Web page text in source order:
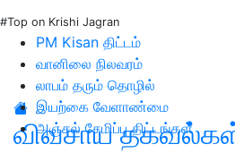
#Top on Krishi Jagran
PM Kisan திட்டம்
வானிலை நிலவரம்
லாபம் தரும் தொழில்
இயற்கை வேளாண்மை
அஞ்சல் சேமிப்பு திட்டங்கள்
விவசாய